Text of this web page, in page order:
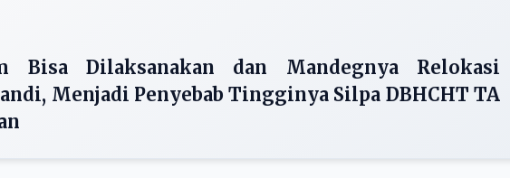
Bisa Dilaksanakan dan Mandegnya Relokasi
Menjadi Penyebab Tingginya Silpa DBHCHT TA